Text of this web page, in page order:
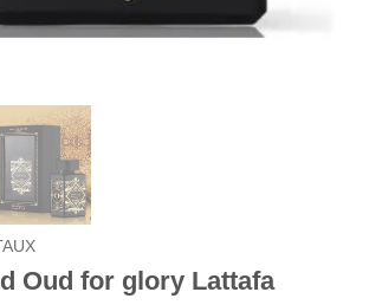
Oud for glory Lattafa